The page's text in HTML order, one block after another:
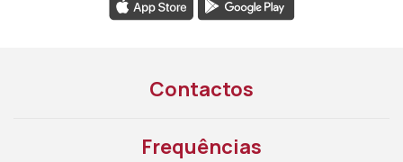
Contactos
Frequências